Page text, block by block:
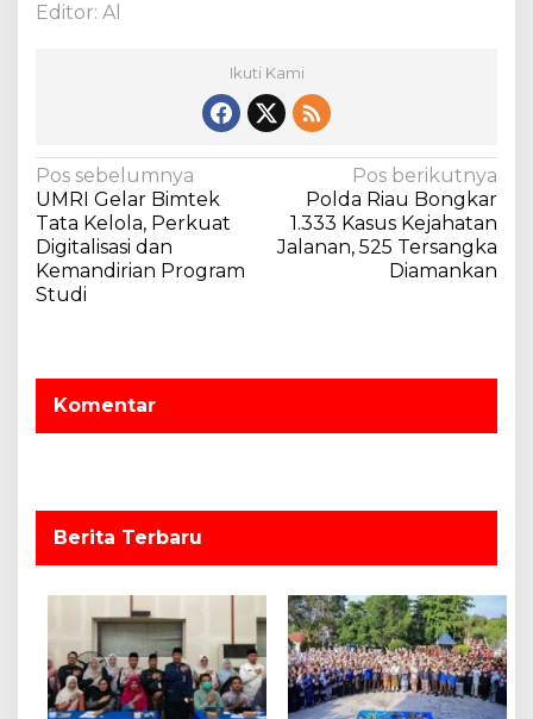
Editor: Al
Ikuti Kami
N
a
v
i
s
s
Pos sebelumnya
UMRI Gelar Bimtek
Tata Kelola, Perkuat
Digitalisasi dan
Kemandirian Program
Studi
Pos berikutnya
Polda Riau Bongkar
1.333 Kasus Kejahatan
Jalanan, 525 Tersangka
Diamankan
Komentar
Berita Terbaru